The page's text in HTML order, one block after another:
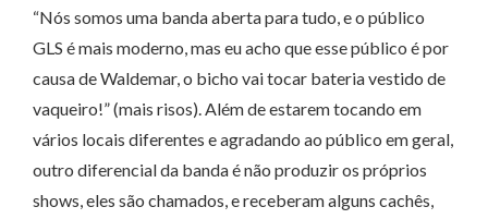
“Nós somos uma banda aberta para tudo, e o público
GLS é mais moderno, mas eu acho que esse público é por
causa de Waldemar, o bicho vai tocar bateria vestido de
vaqueiro!” (mais risos). Além de estarem tocando em
vários locais diferentes e agradando ao público em geral,
outro diferencial da banda é não produzir os próprios
shows, eles são chamados, e receberam alguns cachês,